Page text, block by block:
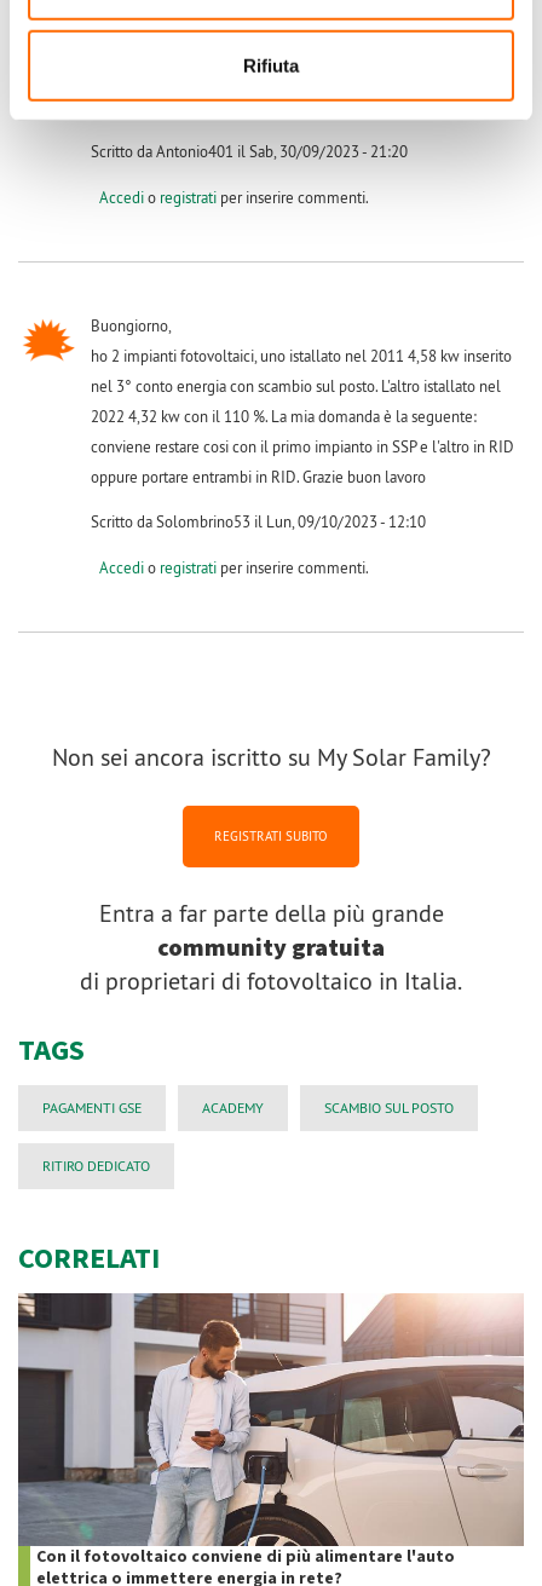
Rifiuta
Salve io ho impianto , scambio sul posto dal Agosto 2009 : Codice
Codice di Controllo 3 app 4D516397 - UserID : 68NrM6Qo -
Password : e+6Q-5Foo .
Scritto da Antonio401 il Sab, 30/09/2023 - 21:20
Accedio registratiper inserire commenti.
Buongiorno,
ho 2 impianti fotovoltaici, uno istallato nel 2011 4,58 kw inserito
nel 3° conto energia con scambio sul posto. L'altro istallato nel
2022 4,32 kw con il 110 %. La mia domanda è la seguente:
conviene restare cosi con il primo impianto in SSP e l'altro in RID
oppure portare entrambi in RID. Grazie buon lavoro
Scritto da Solombrino53 il Lun, 09/10/2023 - 12:10
Accedio registratiper inserire commenti.
Non sei ancora iscritto su My Solar Family?
REGISTRATI SUBITO
Entra a far parte della più grande
community gratuita
di proprietari di fotovoltaico in Italia.
TAGS
PAGAMENTI GSE ACADEMY SCAMBIO SUL POSTO
RITIRO DEDICATO
CORRELATI
Con il fotovoltaico conviene di più alimentare l'auto
elettrica o immettere energia in rete?